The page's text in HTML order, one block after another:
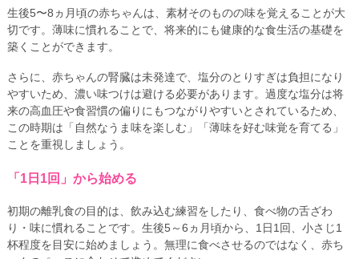
生後5〜8ヵ月頃の赤ちゃんは、素材そのものの味を覚えることが大
切です。薄味に慣れることで、将来的にも健康的な食生活の基礎を
築くことができます。
さらに、赤ちゃんの腎臓は未発達で、塩分のとりすぎは負担になり
やすいため、濃い味つけは避ける必要があります。過度な塩分は将
来の高血圧や食習慣の偏りにもつながりやすいとされているため、
この時期は「自然なうま味を楽しむ」「薄味を好む味覚を育てる」
ことを重視しましょう。
「1日1回」から始める
初期の離乳食の目的は、飲み込む練習をしたり、食べ物の舌ざわ
り・味に慣れることです。生後5～6ヵ月頃から、1日1回、小さじ1
杯程度を目安に始めましょう。無理に食べさせるのではなく、赤ち